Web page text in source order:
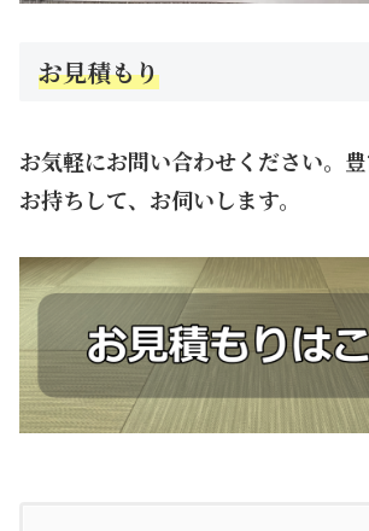
お見積もり
お気軽にお問い合わせください。
お持ちして、お伺いします。